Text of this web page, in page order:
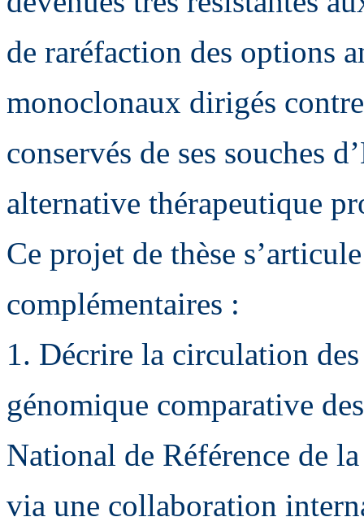
de raréfaction des options
monoclonaux dirigés
conservés de ses souches
alternative thérapeutique
Ce projet de thèse
complémentaires :
1. Décrire la circulation
génomique comparative
National de Référence de
via une collaboration